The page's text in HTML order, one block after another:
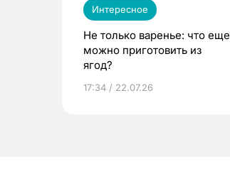
Интересное
Не только варенье: что еще
можно приготовить из
ягод?
17:34 / 22.07.26